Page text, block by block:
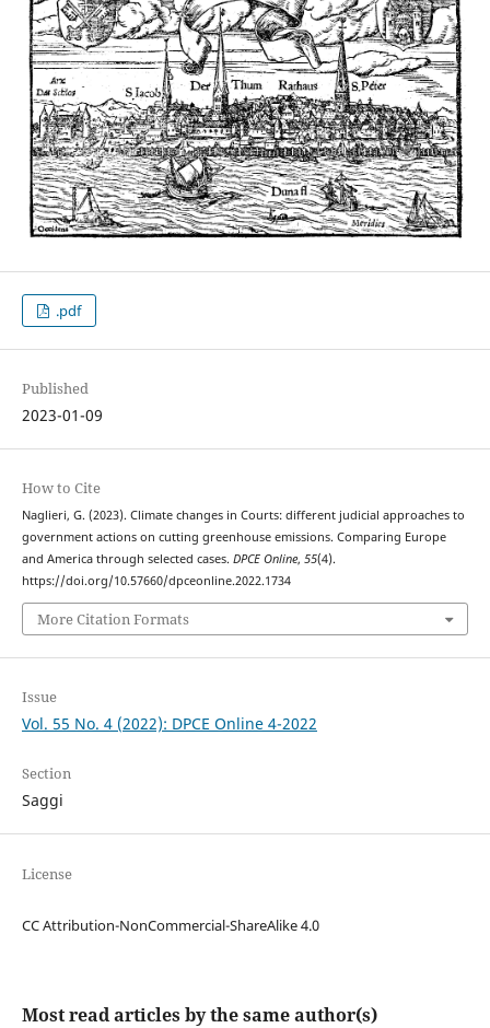
.pdf
Published
2023-01-09
How to Cite
Naglieri, G. (2023). Climate changes in Courts: different judicial approaches to
government actions on cutting greenhouse emissions. Comparing Europe
and America through selected cases. DPCE Online, 55(4).
https://doi.org/10.57660/dpceonline.2022.1734
More Citation Formats
Issue
Vol. 55 No. 4 (2022): DPCE Online 4-2022
Section
Saggi
License
CC Attribution-NonCommercial-ShareAlike 4.0
Most read articles by the same author(s)